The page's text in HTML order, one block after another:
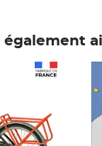
également
Prix